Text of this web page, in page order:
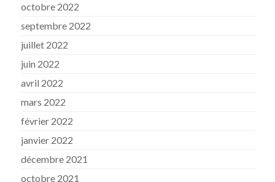
octobre 2022
septembre 2022
juillet 2022
juin 2022
avril 2022
mars 2022
février 2022
janvier 2022
décembre 2021
octobre 2021